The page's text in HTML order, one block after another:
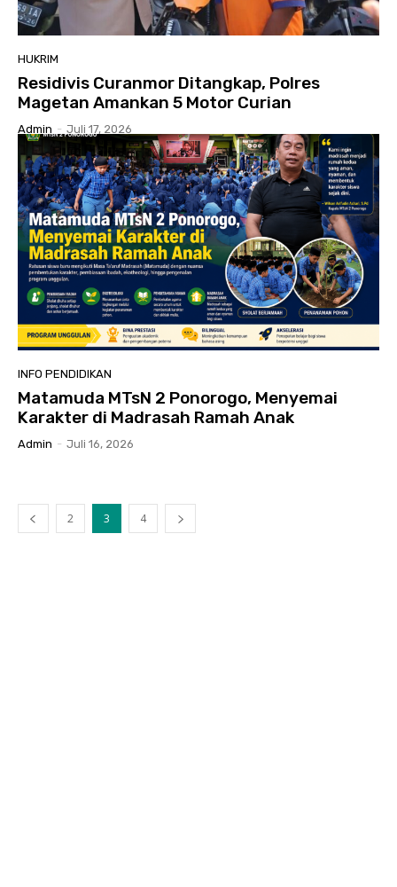
HUKRIM
Residivis Curanmor Ditangkap, Polres
Magetan Amankan 5 Motor Curian
Admin - Juli 17, 2026
INFO PENDIDIKAN
Matamuda MTsN 2 Ponorogo, Menyemai
Karakter di Madrasah Ramah Anak
Admin - Juli 16, 2026
2 3 4